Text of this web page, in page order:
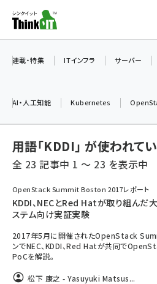
ン
ツ
加藤銘のチーム貢献～仲間
北海道をのんびり旅する晴
genai (1464)
ai crunch (1336)
連載・特集 ITインフラ サーバー
AI・人工知能 Kubernetes
用語「KDDI」 が使われて
全 23 記事中 1 ～ 23 を表示中
OpenStack Summit Boston 2017レポート
KDDI、NECとRed Hatが取り組んだ
ステム向け実証実験
2017年5月に開催されたOpenStack
ンでNEC、KDDI、Red Hatが共同で
PoCを解説。
松下 康之 - Yasuyuki Matsus...